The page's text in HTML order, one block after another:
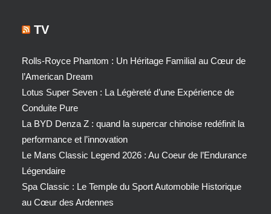
TV
Rolls-Royce Phantom : Un Héritage Familial au Cœur de
l’American Dream
Lotus Super Seven : La Légèreté d’une Expérience de
Conduite Pure
La BYD Denza Z : quand la supercar chinoise redéfinit la
performance et l’innovation
Le Mans Classic Legend 2026 : Au Coeur de l’Endurance
Légendaire
Spa Classic : Le Temple du Sport Automobile Historique
au Cœur des Ardennes